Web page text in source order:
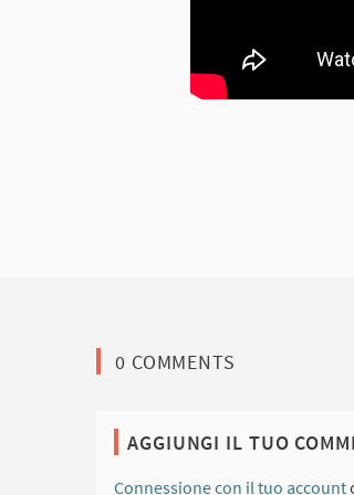
0 COMMENTS
AGGIUNGI IL TUO
Connessione con il tuo account